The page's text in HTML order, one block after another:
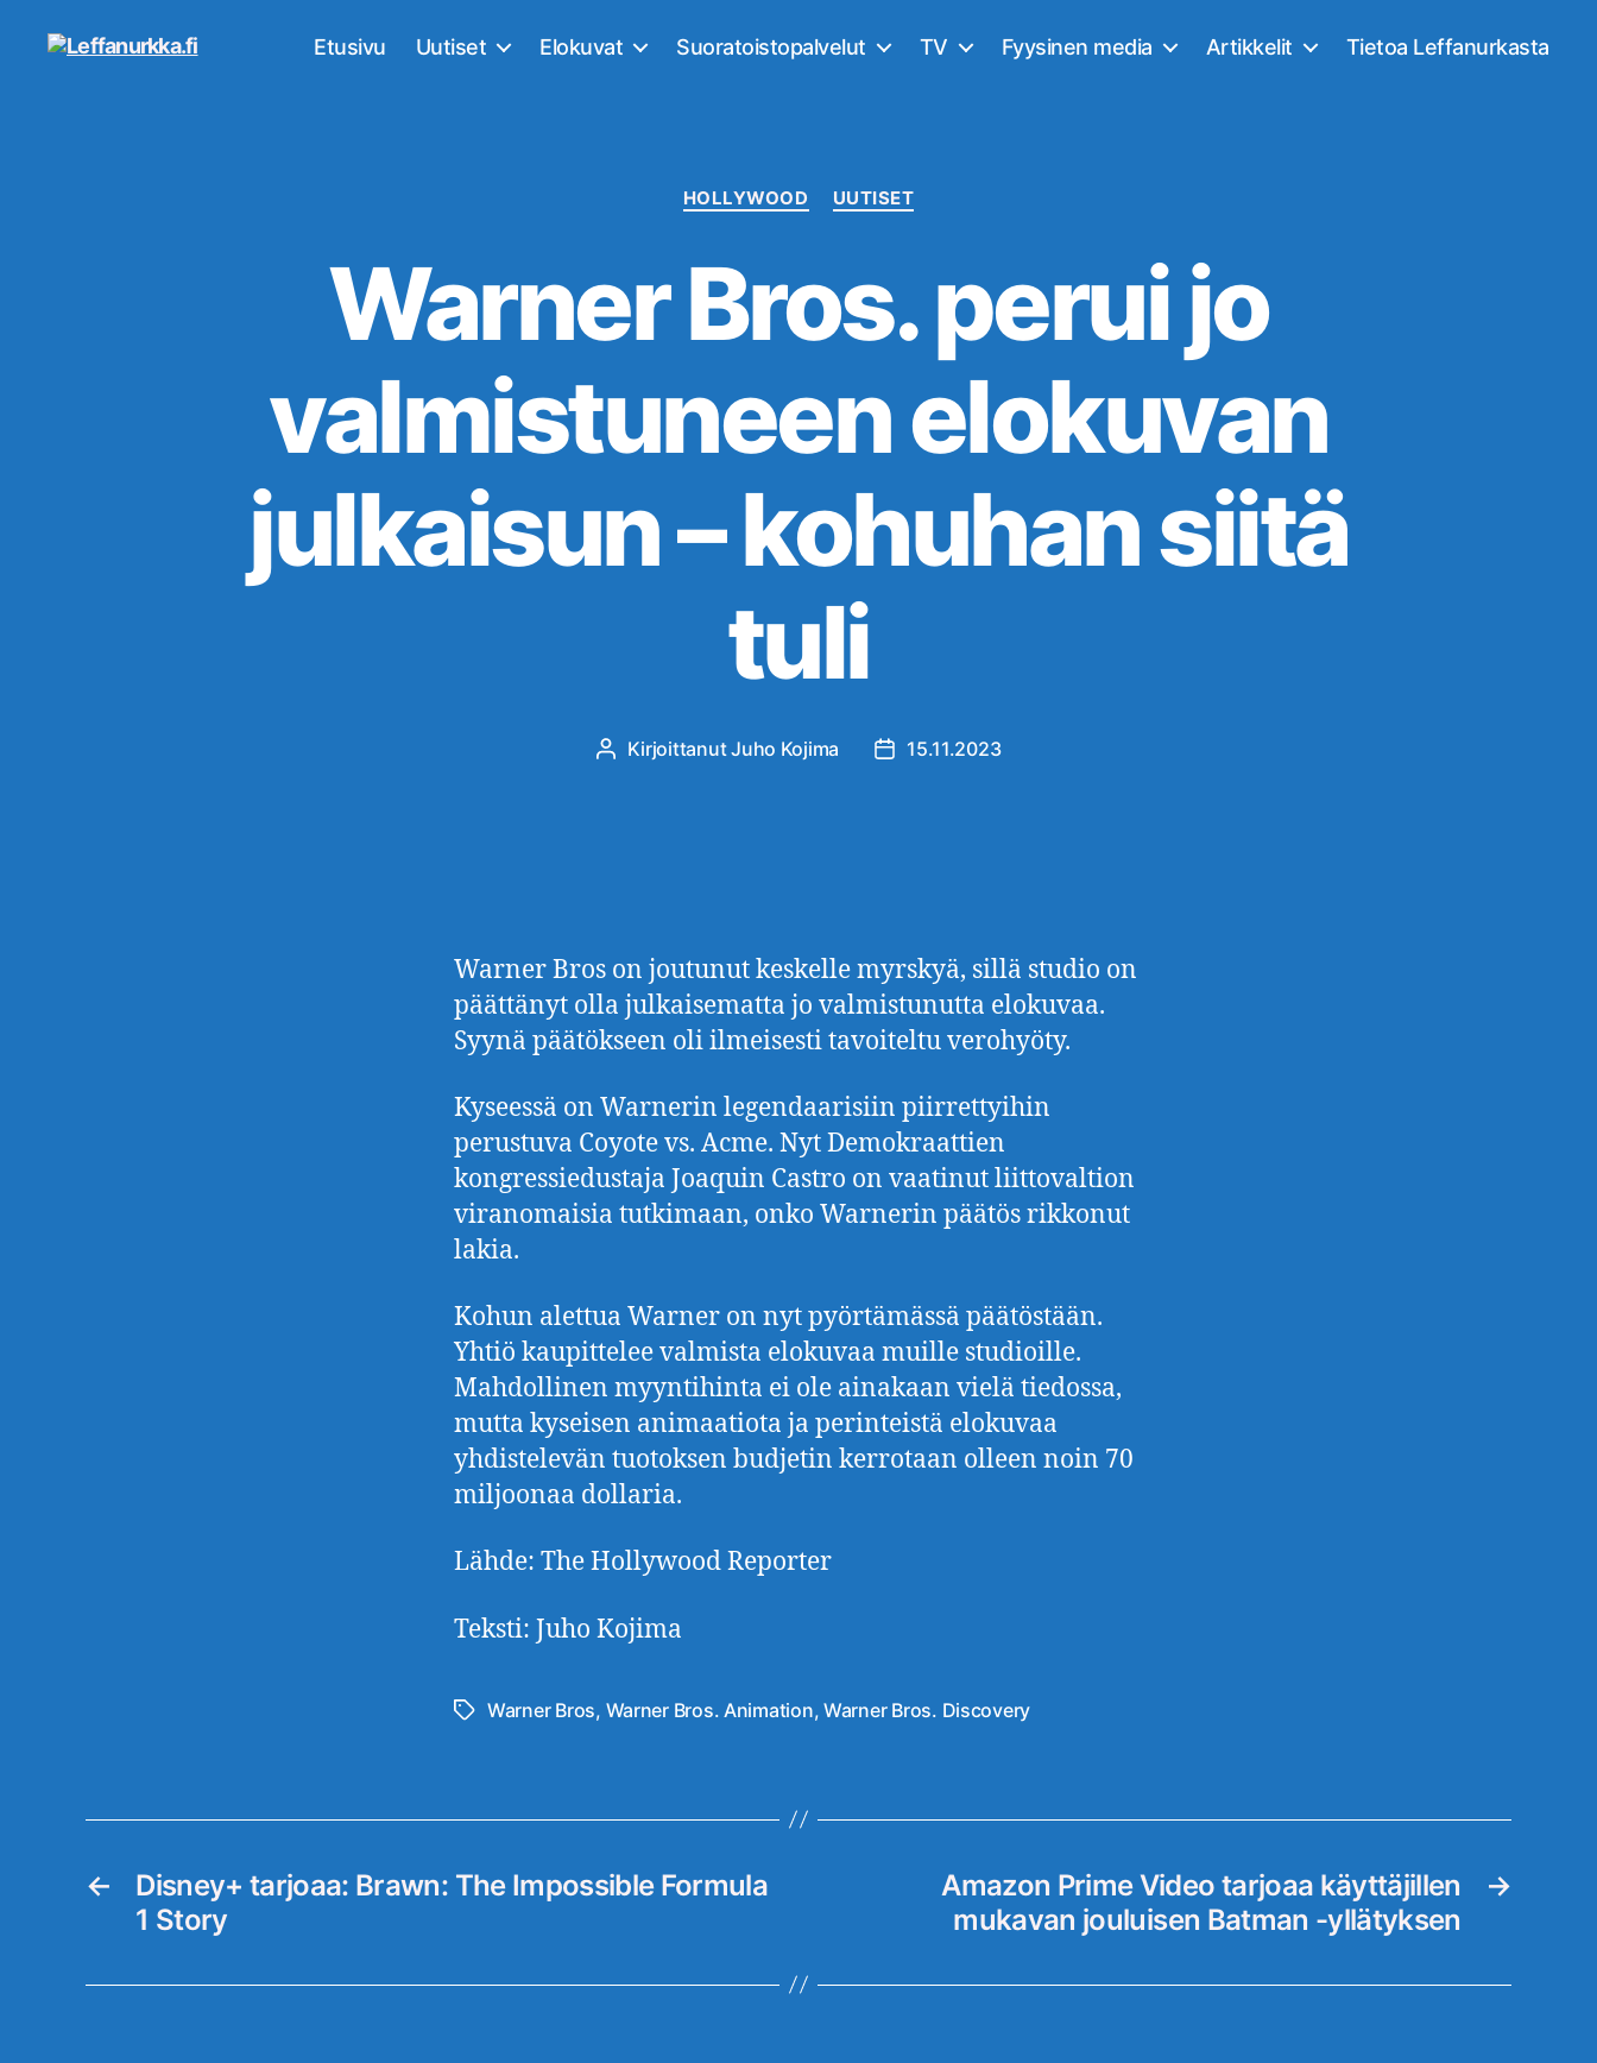
Etusivu Uutiset Elokuvat Suoratoistopalvelut TV Fyysinen media Artikkelit Tietoa Leffanurkasta
Kategoriat
HOLLYWOOD UUTISET
Warner Bros. perui jo
valmistuneen elokuvan
julkaisun – kohuhan siitä
tuli
Kirjoittaja
KirjoittanutJuho Kojima Julkaisupäivämäärä
15.11.2023
Warner Bros on joutunut keskelle myrskyä, sillä studio on
päättänyt olla julkaisematta jo valmistunutta elokuvaa.
Syynä päätökseen oli ilmeisesti tavoiteltu verohyöty.
Kyseessä on Warnerin legendaarisiin piirrettyihin
perustuva Coyote vs. Acme. Nyt Demokraattien
kongressiedustaja Joaquin Castro on vaatinut liittovaltion
viranomaisia tutkimaan, onko Warnerin päätös rikkonut
lakia.
Kohun alettua Warner on nyt pyörtämässä päätöstään.
Yhtiö kaupittelee valmista elokuvaa muille studioille.
Mahdollinen myyntihinta ei ole ainakaan vielä tiedossa,
mutta kyseisen animaatiota ja perinteistä elokuvaa
yhdistelevän tuotoksen budjetin kerrotaan olleen noin 70
miljoonaa dollaria.
Lähde: The Hollywood Reporter
Teksti: Juho Kojima
Avainsanat
Warner Bros, Warner Bros. Animation,Warner Bros. Discovery
←
Disney+ tarjoaa: Brawn: The Impossible Formula
1 Story
→
Amazon Prime Video tarjoaa käyttäjillen
mukavan jouluisen Batman -yllätyksen